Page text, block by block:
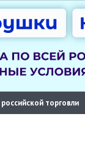
торговли